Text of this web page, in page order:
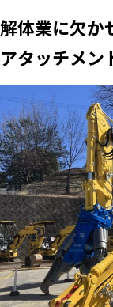
解体業に欠か
アタッチメン